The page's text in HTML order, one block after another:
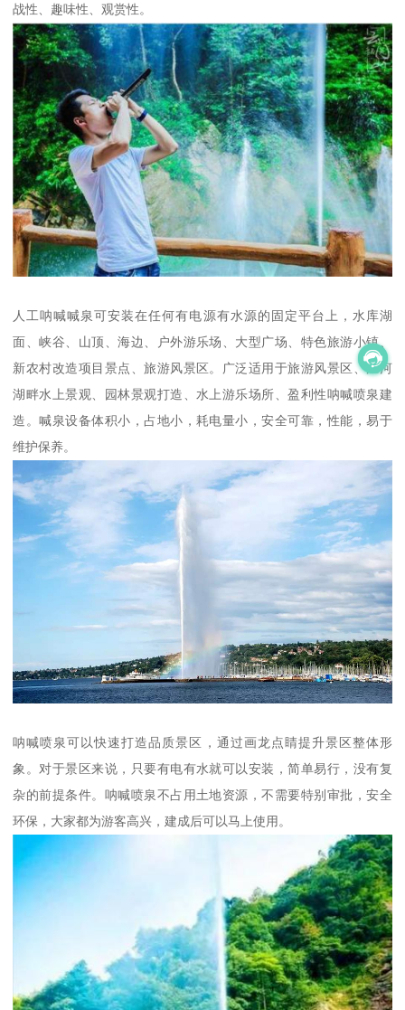
战性、趣味性、观赏性。
人工呐喊喊泉可安装在任何有电源有水源的固定平台上，水库湖
面、峡谷、山顶、海边、户外游乐场、大型广场、特色旅游小镇、
新农村改造项目景点、旅游风景区。广泛适用于旅游风景区、江河
湖畔水上景观、园林景观打造、水上游乐场所、盈利性呐喊喷泉建
造。喊泉设备体积小，占地小，耗电量小，安全可靠，性能，易于
维护保养。
呐喊喷泉可以快速打造品质景区，通过画龙点睛提升景区整体形
象。对于景区来说，只要有电有水就可以安装，简单易行，没有复
杂的前提条件。呐喊喷泉不占用土地资源，不需要特别审批，安全
环保，大家都为游客高兴，建成后可以马上使用。